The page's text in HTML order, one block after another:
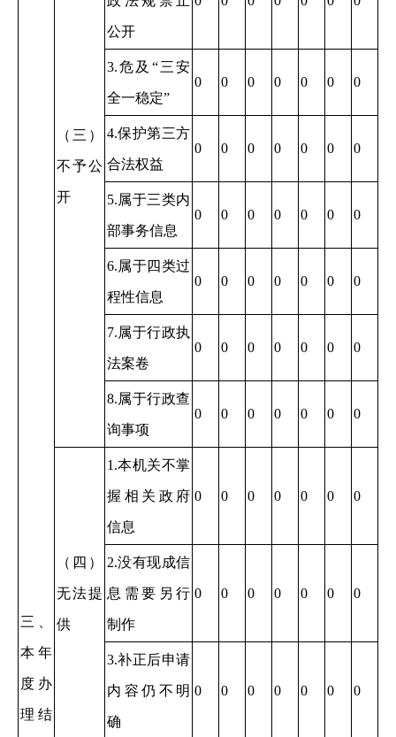
三、
本年
度办
理结
（三）
不予公
开
公开
3.危及“三安
全一稳定”
0 0 0 0 0 0 0
4.保护第三方
合法权益
0 0 0 0 0 0 0
5.属于三类内
部事务信息
0 0 0 0 0 0 0
6.属于四类过
程性信息
0 0 0 0 0 0 0
7.属于行政执
法案卷
0 0 0 0 0 0 0
8.属于行政查
询事项
0 0 0 0 0 0 0
（四）
无法提
供
1.本机关不掌
握相关政府
信息
0 0 0 0 0 0 0
2.没有现成信
息需要另行
制作
0 0 0 0 0 0 0
3.补正后申请
内容仍不明
确
0 0 0 0 0 0 0